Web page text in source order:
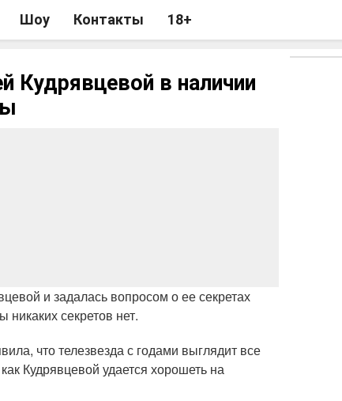
Шоу Контакты 18+
Кудрявцевой в наличии
и задалась вопросом о ее секретах
секретов нет.
что телезвезда с годами выглядит все
Кудрявцевой удается хорошеть на